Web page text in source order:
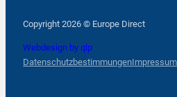
Copyright 2026 © Europe Direct
Webdesign by qlp
DatenschutzbestimmungenImpressum